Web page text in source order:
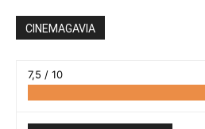
CINEMAGAVIA
7,5 / 10